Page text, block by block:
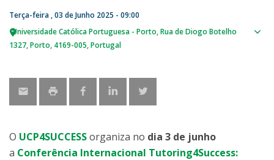
Terça-feira , 03 de Junho 2025 - 09:00
Universidade Católica Portuguesa - Porto Rua de Diogo Botelho
1327 Porto 4169-005 Portugal
O UCP4SUCCESSorganiza no dia 3 de junho
a Conferência Internacional Tutoring4Success: